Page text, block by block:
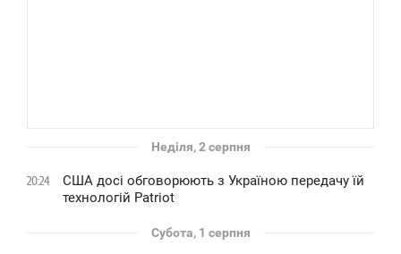
Неділя, 2 серпня
20:24
США досі обговорюють з Україною передачу їй
технологій Patriot
Субота, 1 серпня